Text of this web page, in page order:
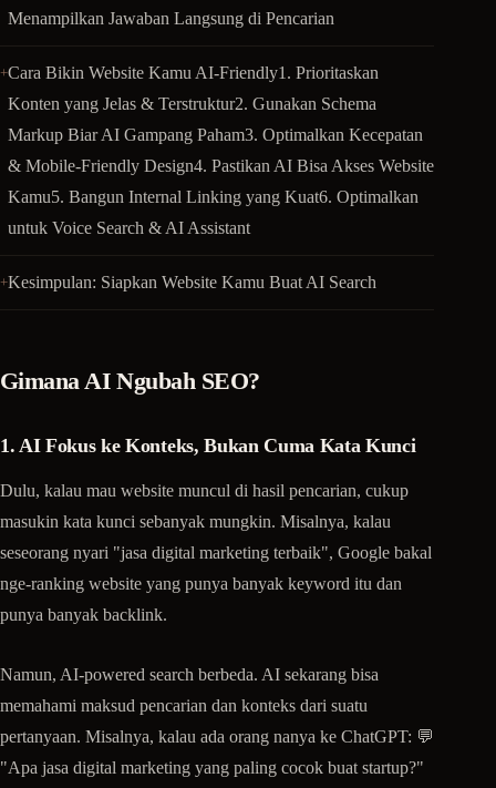
Menampilkan Jawaban Langsung di Pencarian
Cara Bikin Website Kamu AI-Friendly1. Prioritaskan
Konten yang Jelas & Terstruktur2. Gunakan Schema
Markup Biar AI Gampang Paham3. Optimalkan Kecepatan
& Mobile-Friendly Design4. Pastikan AI Bisa Akses Website
Kamu5. Bangun Internal Linking yang Kuat6. Optimalkan
untuk Voice Search & AI Assistant
Kesimpulan: Siapkan Website Kamu Buat AI Search
Gimana AI Ngubah SEO?
1. AI Fokus ke Konteks, Bukan Cuma Kata Kunci
Dulu, kalau mau website muncul di hasil pencarian, cukup
masukin kata kunci sebanyak mungkin. Misalnya, kalau
seseorang nyari "jasa digital marketing terbaik", Google bakal
nge-ranking website yang punya banyak keyword itu dan
punya banyak backlink.
Namun, AI-powered search berbeda. AI sekarang bisa
memahami maksud pencarian dan konteks dari suatu
pertanyaan. Misalnya, kalau ada orang nanya ke ChatGPT: 💬
"Apa jasa digital marketing yang paling cocok buat startup?"